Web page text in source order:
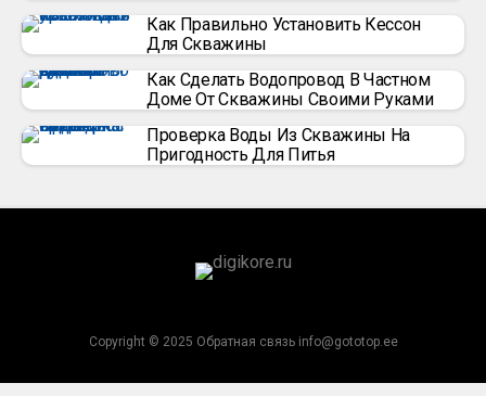
Как Правильно Установить Кессон
Для Скважины
Как Сделать Водопровод В Частном
Доме От Скважины Своими Руками
Проверка Воды Из Скважины На
Пригодность Для Питья
Copyright © 2025 Обратная связь info@gototop.ee